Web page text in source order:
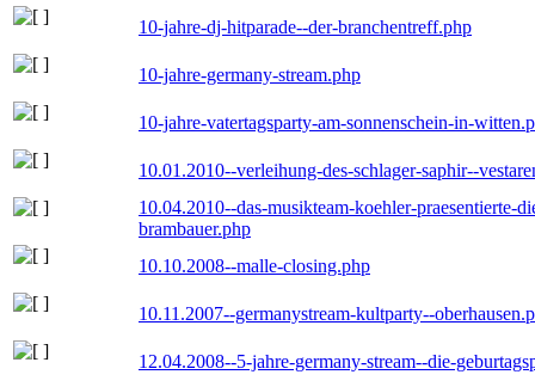
10-jahre-dj-hitparade--der-branchentreff.php
10-jahre-germany-stream.php
10-jahre-vatertagsparty-am-sonnenschein-in-
10.01.2010--verleihung-des-schlager-saphir--
10.04.2010--das-musikteam-koehler-praesentierte-
brambauer.php
10.10.2008--malle-closing.php
10.11.2007--germanystream-kultparty--
12.04.2008--5-jahre-germany-stream--die-